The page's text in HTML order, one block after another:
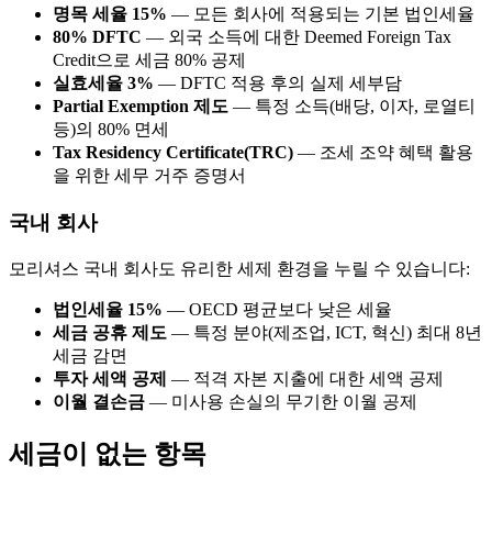
명목 세율 15% — 모든 회사에 적용되는 기본 법인세율
80% DFTC — 외국 소득에 대한 Deemed Foreign Tax
Credit으로 세금 80% 공제
실효세율 3% — DFTC 적용 후의 실제 세부담
Partial Exemption 제도 — 특정 소득(배당, 이자, 로열티
등)의 80% 면세
Tax Residency Certificate(TRC) — 조세 조약 혜택 활용
을 위한 세무 거주 증명서
국내 회사
모리셔스 국내 회사도 유리한 세제 환경을 누릴 수 있습니다:
법인세율 15% — OECD 평균보다 낮은 세율
세금 공휴 제도 — 특정 분야(제조업, ICT, 혁신) 최대 8년
세금 감면
투자 세액 공제 — 적격 자본 지출에 대한 세액 공제
이월 결손금 — 미사용 손실의 무기한 이월 공제
세금이 없는 항목